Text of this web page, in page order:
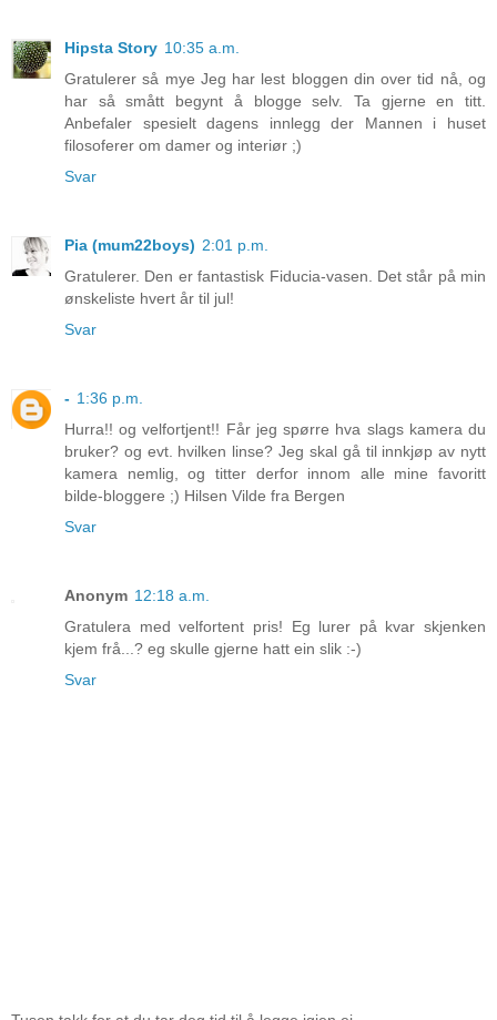
Hipsta Story 10:35 a.m.
Gratulerer så mye Jeg har lest bloggen din over tid nå, og
har så smått begynt å blogge selv. Ta gjerne en titt.
Anbefaler spesielt dagens innlegg der Mannen i huset
filosoferer om damer og interiør ;)
Svar
Pia (mum22boys) 2:01 p.m.
Gratulerer. Den er fantastisk Fiducia-vasen. Det står på min
ønskeliste hvert år til jul!
Svar
- 1:36 p.m.
Hurra!! og velfortjent!! Får jeg spørre hva slags kamera du
bruker? og evt. hvilken linse? Jeg skal gå til innkjøp av nytt
kamera nemlig, og titter derfor innom alle mine favoritt
bilde-bloggere ;) Hilsen Vilde fra Bergen
Svar
Anonym 12:18 a.m.
Gratulera med velfortent pris! Eg lurer på kvar skjenken
kjem frå...? eg skulle gjerne hatt ein slik :-)
Svar